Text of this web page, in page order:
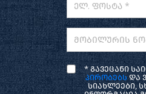
ელ. ფოსტა *
მობილურის
* გავეცანი
პირობებსდა
სიახლეები,